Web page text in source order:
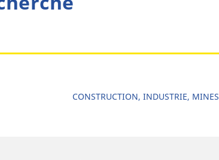
CONSTRUCTION, INDUSTRIE, MINES